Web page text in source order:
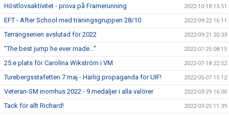
Höstlovsaktivitet - prova på Framerunning 2022-10-18 15:51
EFT - After School med träningsgruppen 28/10 2022-09-22 16:11
Terrängserien avslutad för 2022 2022-09-21 20:33
"The best jump he ever made..." 2022-07-25 08:15
25:e plats för Carolina Wikström i VM 2022-07-18 22:52
Turebergsstafetten 7 maj - Härlig propaganda för UIF! 2022-05-07 15:12
Veteran-SM inomhus 2022 - 9 medaljer i alla valörer 2022-03-29 16:00
Tack för allt Richard! 2022-03-25 11:39